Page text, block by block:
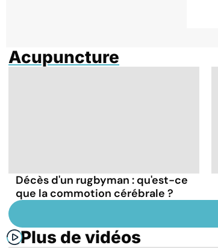
Acupuncture
Décès d'un rugbyman : qu'est-ce
que la commotion cérébrale ?
Plus de vidéos